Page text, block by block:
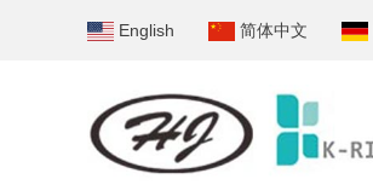
English 简体中文